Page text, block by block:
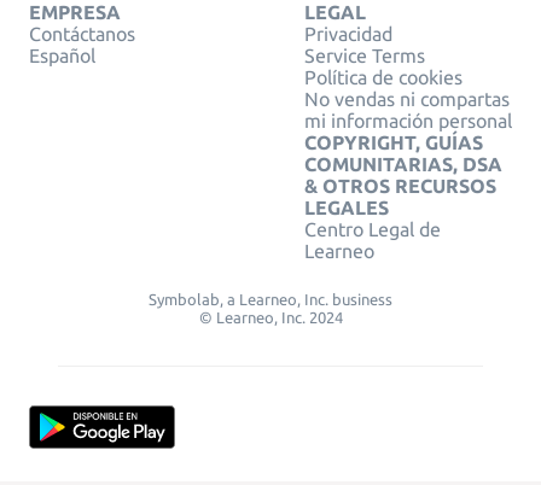
EMPRESA
Contáctanos
Español
LEGAL
Privacidad
Service Terms
Política de cookies
No vendas ni compartas
mi información personal
COPYRIGHT, GUÍAS
COMUNITARIAS, DSA
& OTROS RECURSOS
LEGALES
Centro Legal de
Learneo
Symbolab, a Learneo, Inc. business
© Learneo, Inc. 2024